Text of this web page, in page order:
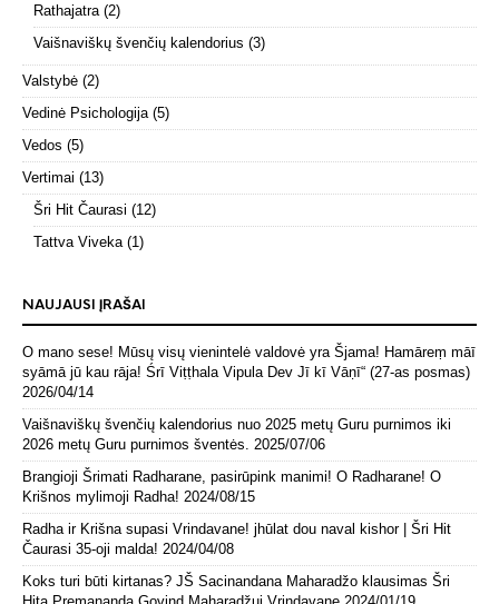
Rathajatra (2)
Vaišnaviškų švenčių kalendorius (3)
Valstybė (2)
Vedinė Psichologija (5)
Vedos (5)
Vertimai (13)
Šri Hit Čaurasi (12)
Tattva Viveka (1)
NAUJAUSI ĮRAŠAI
O mano sese! Mūsų visų vienintelė valdovė yra Šjama! Hamāreṃ māī
syāmā jū kau rāja! Śrī Viṭṭhala Vipula Dev Jī kī Vāṇī“ (27-as posmas)
2026/04/14
Vaišnaviškų švenčių kalendorius nuo 2025 metų Guru purnimos iki
2026 metų Guru purnimos šventės.
2025/07/06
Brangioji Šrimati Radharane, pasirūpink manimi! O Radharane! O
Krišnos mylimoji Radha! 2024/08/15
Radha ir Krišna supasi Vrindavane! jhūlat dou naval kishor | Šri Hit
Čaurasi 35-oji malda! 2024/04/08
Koks turi būti kirtanas? JŠ Sacinandana Maharadžo klausimas Šri